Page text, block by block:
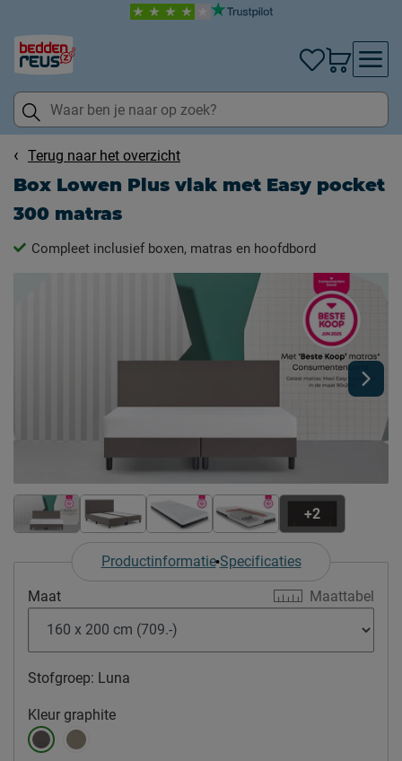
Terug naar het overzicht
Box Lowen Plus vlak met Easy pocket
300 matras
Compleet inclusief boxen, matras en hoofdbord
+2
Productinformatie Specificaties
Maattabel
Maat
Stofgroep: Luna
Kleur graphite